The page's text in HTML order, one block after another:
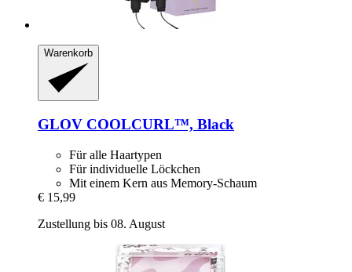
Warenkorb
GLOV COOLCURL™, Black
Für alle Haartypen
Für individuelle Löckchen
Mit einem Kern aus Memory-Schaum
€ 15,99
Zustellung bis 08. August